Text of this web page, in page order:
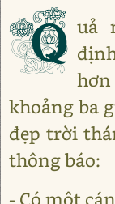
Q uả
khoảng ba
đẹp trời
thông báo:
- Có một